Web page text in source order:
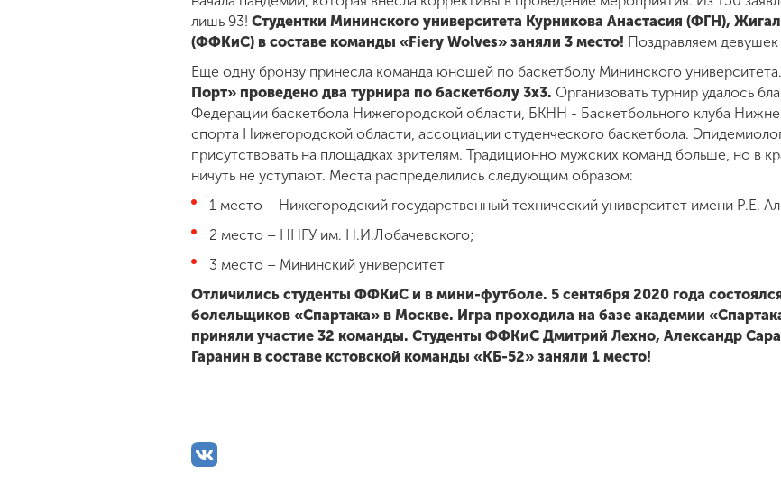
лишь 93! Студентки Мининского университета Курникова Анастасия (ФГН),
(ФФКиС) в составе команды «Fiery Wolves» заняли 3 место! Поздравляем
Еще одну бронзу принесла команда юношей по баскетболу Мининского университета.
Порт» проведено два турнира по баскетболу 3х3. Организовать турнир удалось
Федерации баскетбола Нижегородской области, БКНН - Баскетбольного клуба
спорта Нижегородской области, ассоциации студенческого баскетбола.
присутствовать на площадках зрителям. Традиционно мужских команд больше, но в
ничуть не уступают. Места распределились следующим образом:
1 место – Нижегородский государственный технический университет имени Р.Е.
2 место – ННГУ им. Н.И.Лобачевского;
3 место – Мининский университет
Отличились студенты ФФКиС и в мини-футболе. 5 сентября 2020 года
болельщиков «Спартака» в Москве. Игра проходила на базе академии
приняли участие 32 команды. Студенты ФФКиС Дмитрий Лехно, Александр
Гаранин в составе кстовской команды «КБ-52» заняли 1 место!